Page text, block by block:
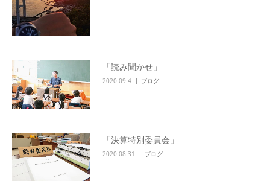
「読み聞かせ」
2020.09.4 ブログ
「決算特別委員会」
2020.08.31 ブログ